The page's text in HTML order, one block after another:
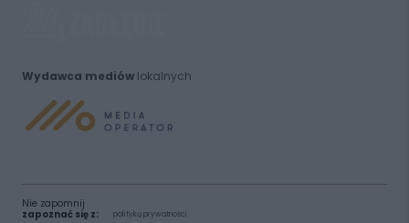
Wydawca mediówlokalnych
Nie zapomnij
zapoznać się z:
polityką prywatności